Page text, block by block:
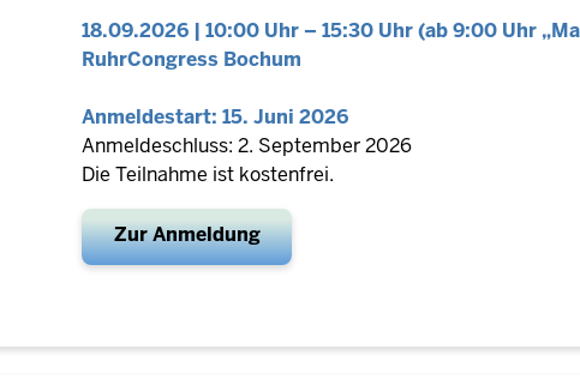
18.09.2026 | 10:00 Uhr – 15:30 Uhr (ab 9:00 Uhr
RuhrCongress Bochum
Anmeldestart: 15. Juni 2026
Anmeldeschluss: 2. September 2026
Die Teilnahme ist kostenfrei.
Zur Anmeldung